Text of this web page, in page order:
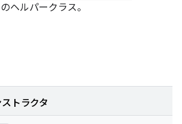
ヘルパークラス。
トラクタ